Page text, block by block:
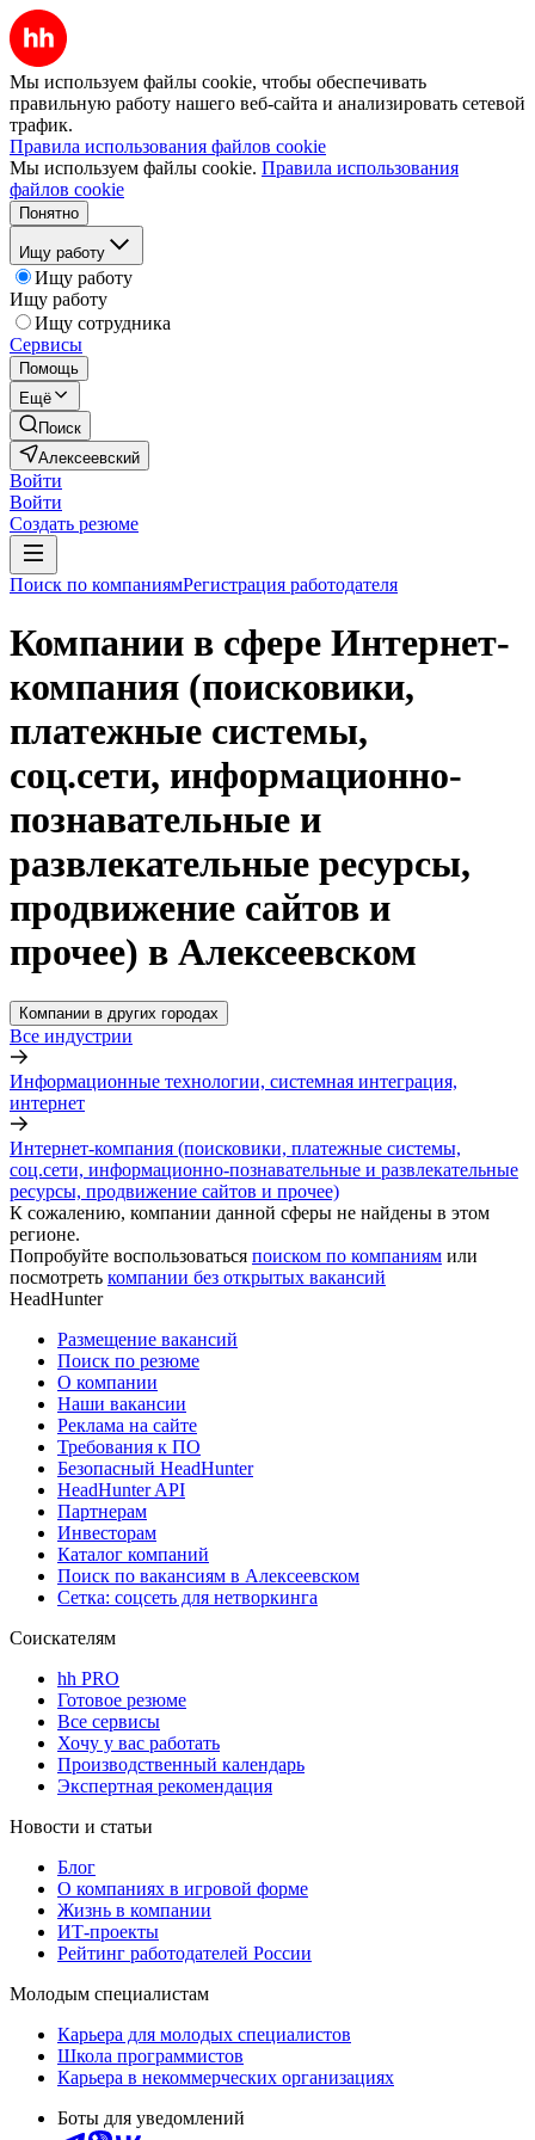
Мы используем файлы cookie, чтобы обеспечивать
правильную работу нашего веб-сайта и анализировать сетевой
трафик.
Правила использования файлов cookie
Мы используем файлы cookie. Правила использования
файлов cookie
Понятно
Ищу работу
Ищу работу
Ищу работу
Ищу сотрудника
Сервисы
Помощь
Ещё
Поиск
Алексеевский
Войти
Войти
Создать резюме
Поиск по компаниямРегистрация работодателя
Компании в сфере Интернет-
компания (поисковики,
платежные системы,
соц.сети, информационно-
познавательные и
развлекательные ресурсы,
продвижение сайтов и
прочее) в Алексеевском
Компании в других городах
Все индустрии
Информационные технологии, системная интеграция,
интернет
Интернет-компания (поисковики, платежные системы,
соц.сети, информационно-познавательные и развлекательные
ресурсы, продвижение сайтов и прочее)
К сожалению, компании данной сферы не найдены в этом
регионе.
Попробуйте воспользоваться поиском по компаниям или
посмотреть компании без открытых вакансий
HeadHunter
Размещение вакансий
Поиск по резюме
О компании
Наши вакансии
Реклама на сайте
Требования к ПО
Безопасный HeadHunter
HeadHunter API
Партнерам
Инвесторам
Каталог компаний
Поиск по вакансиям в Алексеевском
Сетка: соцсеть для нетворкинга
Соискателям
hh PRO
Готовое резюме
Все сервисы
Хочу у вас работать
Производственный календарь
Экспертная рекомендация
Новости и статьи
Блог
О компаниях в игровой форме
Жизнь в компании
ИТ-проекты
Рейтинг работодателей России
Молодым специалистам
Карьера для молодых специалистов
Школа программистов
Карьера в некоммерческих организациях
Боты для уведомлений